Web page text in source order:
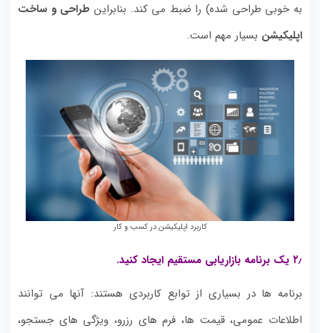
به خوبی طراحی شده) را ضبط می کند. بنابراین طراحی و ساخت
اپلیکیشن بسیار مهم است.
کاربرد اپلیکیشن در کسب و کار
۲٫ یک برنامه بازاریابی مستقیم ایجاد کنید.
برنامه ها در بسیاری از توابع کاربردی هستند: آنها می توانند
اطلاعات عمومی، قیمت ها، فرم های رزرو، ویژگی های جستجو،